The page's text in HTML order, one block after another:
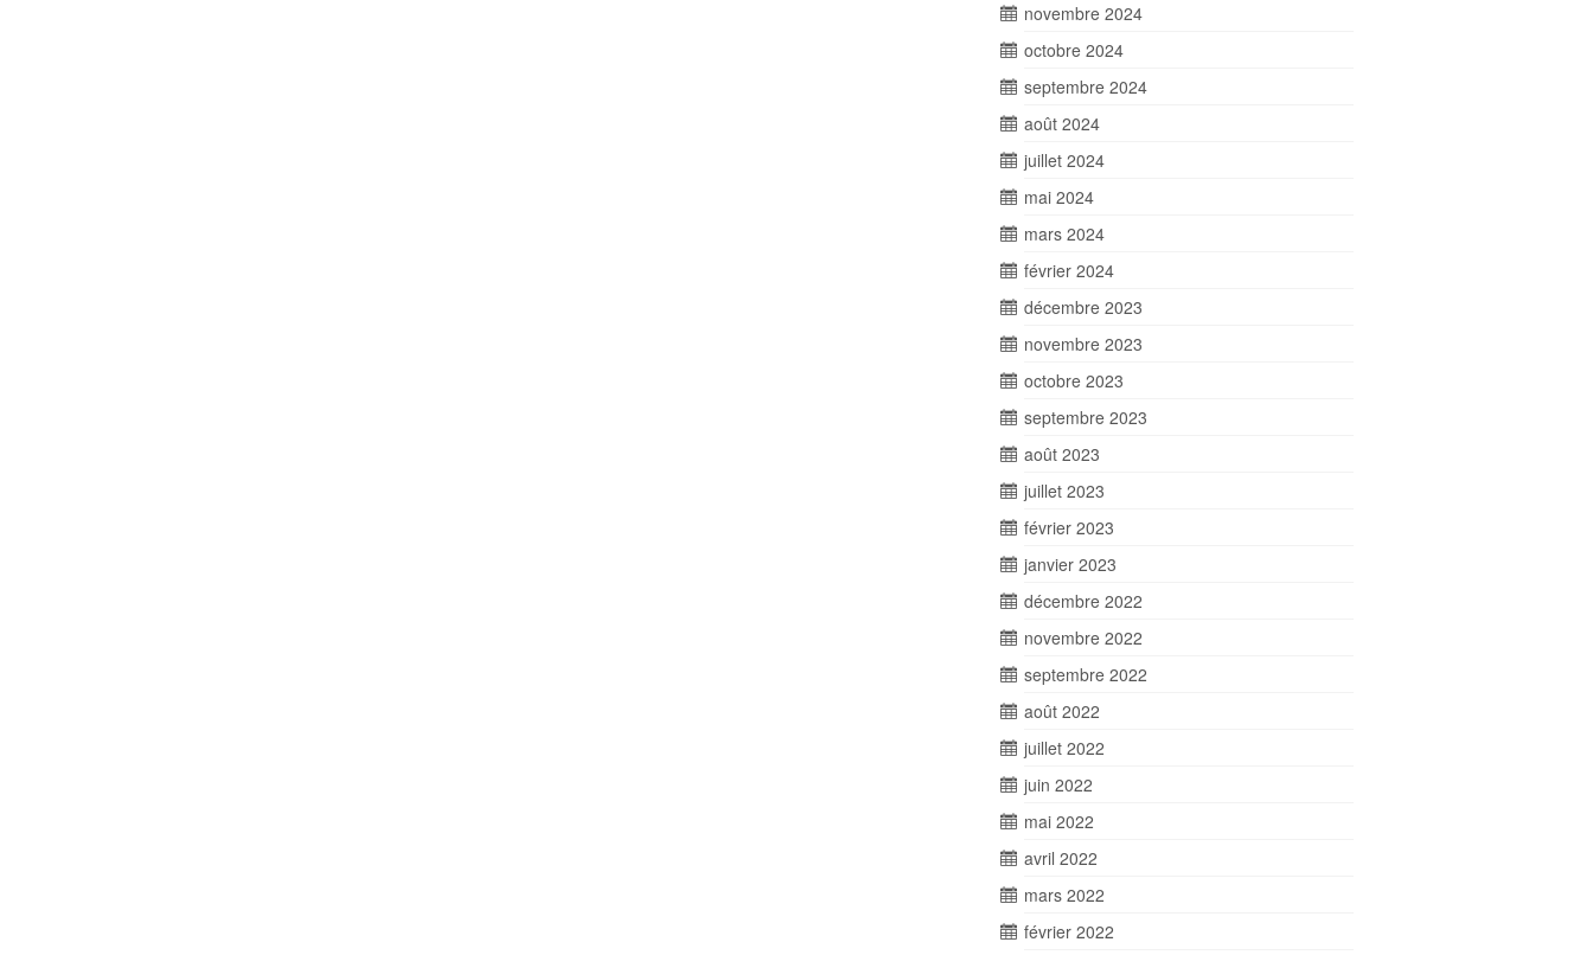
novembre 2024
octobre 2024
septembre 2024
août 2024
juillet 2024
mai 2024
mars 2024
février 2024
décembre 2023
novembre 2023
octobre 2023
septembre 2023
août 2023
juillet 2023
février 2023
janvier 2023
décembre 2022
novembre 2022
septembre 2022
août 2022
juillet 2022
juin 2022
mai 2022
avril 2022
mars 2022
février 2022